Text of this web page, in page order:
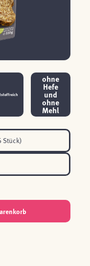
ohne
Hefe
und
ohne
Mehl
Stück)